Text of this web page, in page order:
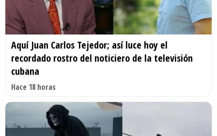
Aquí Juan Carlos Tejedor; así luce hoy el
recordado rostro del noticiero de la televisión
cubana
Hace 18 horas